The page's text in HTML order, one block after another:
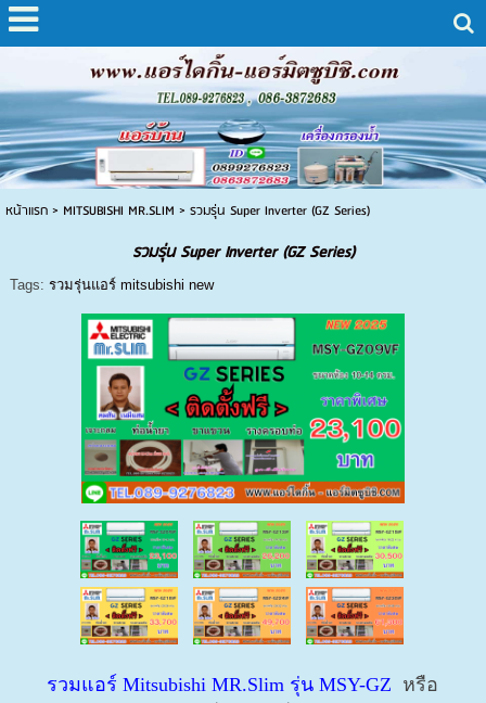
หน้าแรก> MITSUBISHI MR.SLIM > รวมรุ่น Super Inverter (GZ Series)
รวมรุ่น Super Inverter (GZ Series)
Tags: รวมรุ่นแอร์ mitsubishi new
รวมแอร์ Mitsubishi MR.Slim รุ่น MSY-GZ หรือ